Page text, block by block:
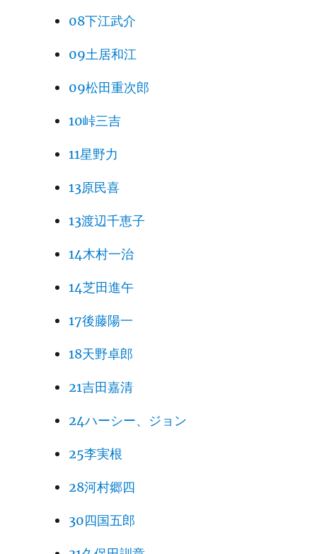
08下江武介
09土居和江
09松田重次郎
10峠三吉
11星野力
13原民喜
13渡辺千恵子
14木村一治
14芝田進午
17後藤陽一
18天野卓郎
21吉田嘉清
24ハーシー、ジョン
25李実根
28河村郷四
30四国五郎